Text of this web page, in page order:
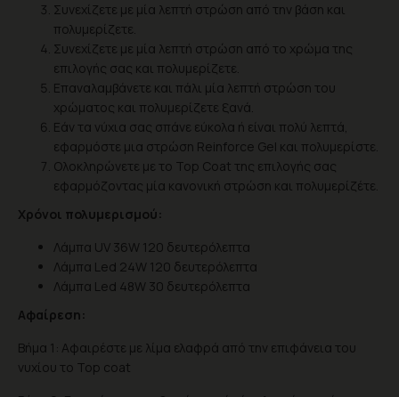
Συνεχίζετε με μία λεπτή στρώση από την βάση και
πολυμερίζετε.
Συνεχίζετε με μία λεπτή στρώση από το χρώμα της
επιλογής σας και πολυμερίζετε.
Επαναλαμβάνετε και πάλι μία λεπτή στρώση του
χρώματος και πολυμερίζετε ξανά.
Eάν τα νύχια σας σπάνε εύκολα ή είναι πολύ λεπτά,
εφαρμόστε μια στρώση Reinforce Gel και πολυμερίστε.
Ολοκληρώνετε με το Top Coat της επιλογής σας
εφαρμόζοντας μία κανονική στρώση και πολυμερίζέτε.
Χρόνοι πολυμερισμού:
Λάμπα UV 36W 120 δευτερόλεπτα
Λάμπα Led 24W 120 δευτερόλεπτα
Λάμπα Led 48W 30 δευτερόλεπτα
Αφαίρεση:
Βήμα 1: Αφαιρέστε με λίμα ελαφρά από την επιφάνεια του
νυχίου το Top coat